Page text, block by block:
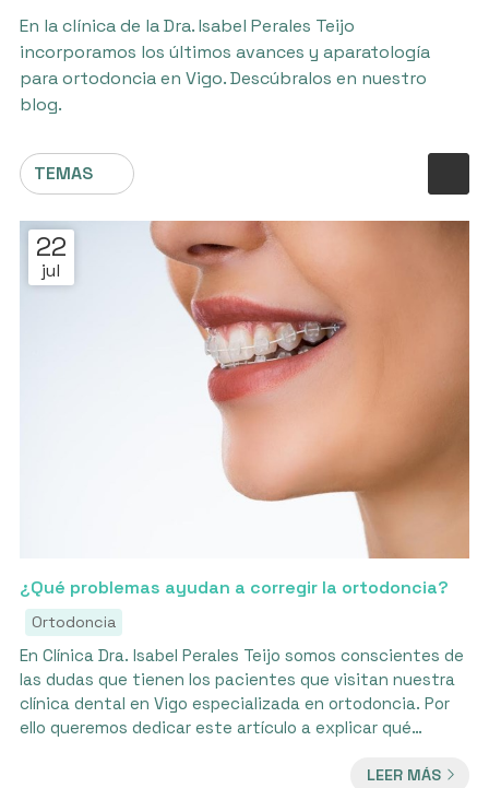
En la clínica de la Dra. Isabel Perales Teijo
incorporamos los últimos avances y aparatología
para ortodoncia en Vigo. Descúbralos en nuestro
blog.
TEMAS
22
jul
¿Qué problemas ayudan a corregir la ortodoncia?
Ortodoncia
En Clínica Dra. Isabel Perales Teijo somos conscientes de
las dudas que tienen los pacientes que visitan nuestra
clínica dental en Vigo especializada en ortodoncia. Por
ello queremos dedicar este artículo a explicar qué
tratamiento de ortodoncia. ¿En qué consiste laLEER MÁS